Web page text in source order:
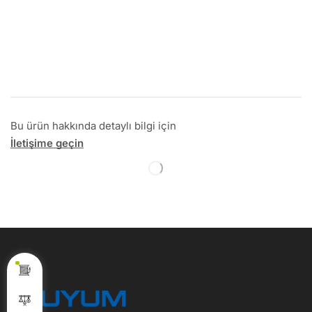
Bu ürün hakkında detaylı bilgi için
İletişime geçin